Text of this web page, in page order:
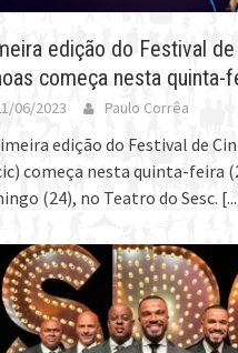
edição do Festival
começa nesta quinta-
06/2023 Paulo Corrêa
edição do Festival de
começa nesta quinta-feira
(24), no Teatro do Sesc.